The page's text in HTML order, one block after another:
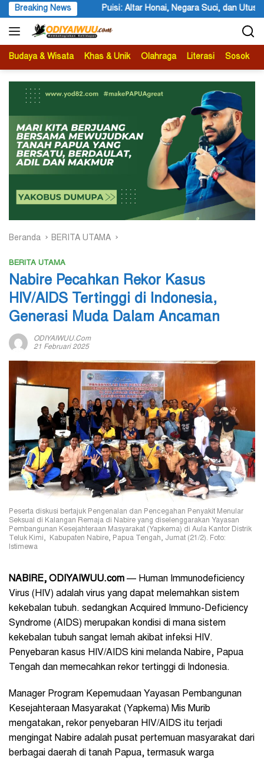
Langsung
ke
konten
Breaking News
Suci, dan Utusan Langit Karya Siswa dan Siswi SMA Negeri 1
Budaya & Wisata Khas & Unik Olahraga Literasi Sosok
Beranda BERITA UTAMA
BERITA UTAMA
Nabire Pecahkan Rekor Kasus
HIV/AIDS Tertinggi di Indonesia,
Generasi Muda Dalam Ancaman
ODIYAIWUU.com
21 Februari 2025
Peserta diskusi bertajuk Pengenalan dan Pencegahan Penyakit Menular
Seksual di Kalangan Remaja di Nabire yang diselenggarakan Yayasan
Pembangunan Kesejahteraan Masyarakat (Yapkema) di Aula Kantor Distrik
Teluk Kimi, Kabupaten Nabire, Papua Tengah, Jumat (21/2). Foto:
Istimewa
NABIRE, ODIYAIWUU.com — Human Immunodeficiency
Virus (HIV) adalah virus yang dapat melemahkan sistem
kekebalan tubuh. sedangkan Acquired Immuno-Deficiency
Syndrome (AIDS) merupakan kondisi di mana sistem
kekebalan tubuh sangat lemah akibat infeksi HIV.
Penyebaran kasus HIV/AIDS kini melanda Nabire, Papua
Tengah dan memecahkan rekor tertinggi di Indonesia.
Manager Program Kepemudaan Yayasan Pembangunan
Kesejahteraan Masyarakat (Yapkema) Mis Murib
mengatakan, rekor penyebaran HIV/AIDS itu terjadi
mengingat Nabire adalah pusat pertemuan masyarakat dari
berbagai daerah di tanah Papua, termasuk warga